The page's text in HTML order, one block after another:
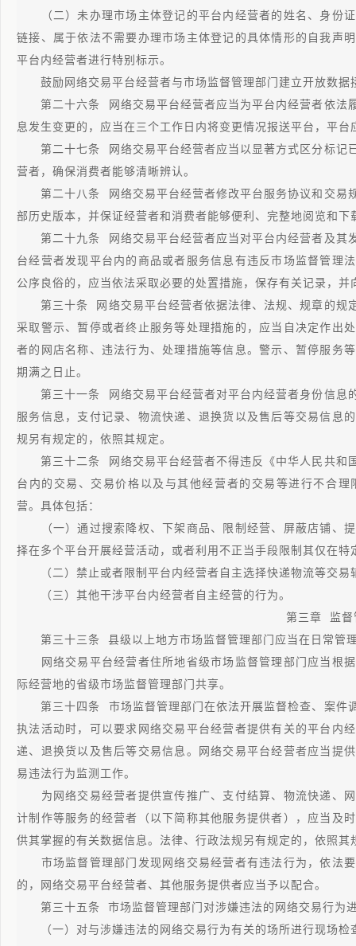
（二）未办理市场主体登记的平台内经营者的姓名、身份
链接、属于依法不需要办理市场主体登记的具体情形的自我声
平台内经营者进行特别标示。
鼓励网络交易平台经营者与市场监督管理部门建立开放数据
第二十六条 网络交易平台经营者应当为平台内经营者依法
息发生变更的，应当在三个工作日内将变更情况报送平台，平
第二十七条 网络交易平台经营者应当以显著方式区分标记
营者，确保消费者能够清晰辨认。
第二十八条 网络交易平台经营者修改平台服务协议和交易
部历史版本，并保证经营者和消费者能够便利、完整地阅览和下
第二十九条 网络交易平台经营者应当对平台内经营者及其
台经营者发现平台内的商品或者服务信息有违反市场监督管理
公序良俗的，应当依法采取必要的处置措施，保存有关记录，
第三十条 网络交易平台经营者依据法律、法规、规章的规
采取警示、暂停或者终止服务等处理措施的，应当自决定作出
者的网店名称、违法行为、处理措施等信息。警示、暂停服务
期满之日止。
第三十一条 网络交易平台经营者对平台内经营者身份信息
服务信息，支付记录、物流快递、退换货以及售后等交易信息
规另有规定的，依照其规定。
第三十二条 网络交易平台经营者不得违反《中华人民共和
台内的交易、交易价格以及与其他经营者的交易等进行不合
营。具体包括：
（一）通过搜索降权、下架商品、限制经营、屏蔽店铺、
择在多个平台开展经营活动，或者利用不正当手段限制其仅在特
（二）禁止或者限制平台内经营者自主选择快递物流等交易
（三）其他干涉平台内经营者自主经营的行为。
第三章 监督
第三十三条 县级以上地方市场监督管理部门应当在日常管
网络交易平台经营者住所地省级市场监督管理部门应当根
际经营地的省级市场监督管理部门共享。
第三十四条 市场监督管理部门在依法开展监督检查、案件
执法活动时，可以要求网络交易平台经营者提供有关的平台内
递、退换货以及售后等交易信息。网络交易平台经营者应当提
易违法行为监测工作。
为网络交易经营者提供宣传推广、支付结算、物流快递、
计制作等服务的经营者（以下简称其他服务提供者），应当及
供其掌握的有关数据信息。法律、行政法规另有规定的，依照其
市场监督管理部门发现网络交易经营者有违法行为，依法
的，网络交易平台经营者、其他服务提供者应当予以配合。
第三十五条 市场监督管理部门对涉嫌违法的网络交易行为
（一）对与涉嫌违法的网络交易行为有关的场所进行现场检